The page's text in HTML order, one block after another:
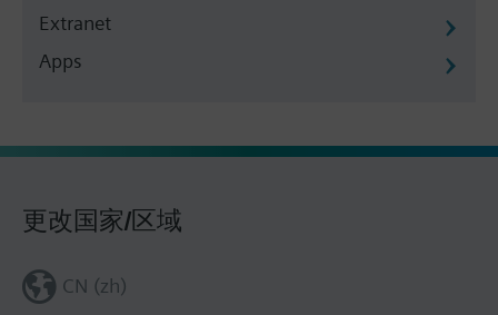
Extranet
Apps
更改国家/区域
CN (zh)